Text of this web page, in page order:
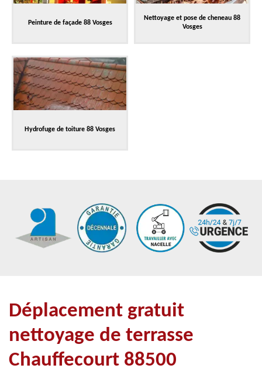
Peinture de façade 88 Vosges
Nettoyage et pose de cheneau 88
Vosges
Hydrofuge de toiture 88 Vosges
Déplacement gratuit
nettoyage de terrasse
Chauffecourt 88500